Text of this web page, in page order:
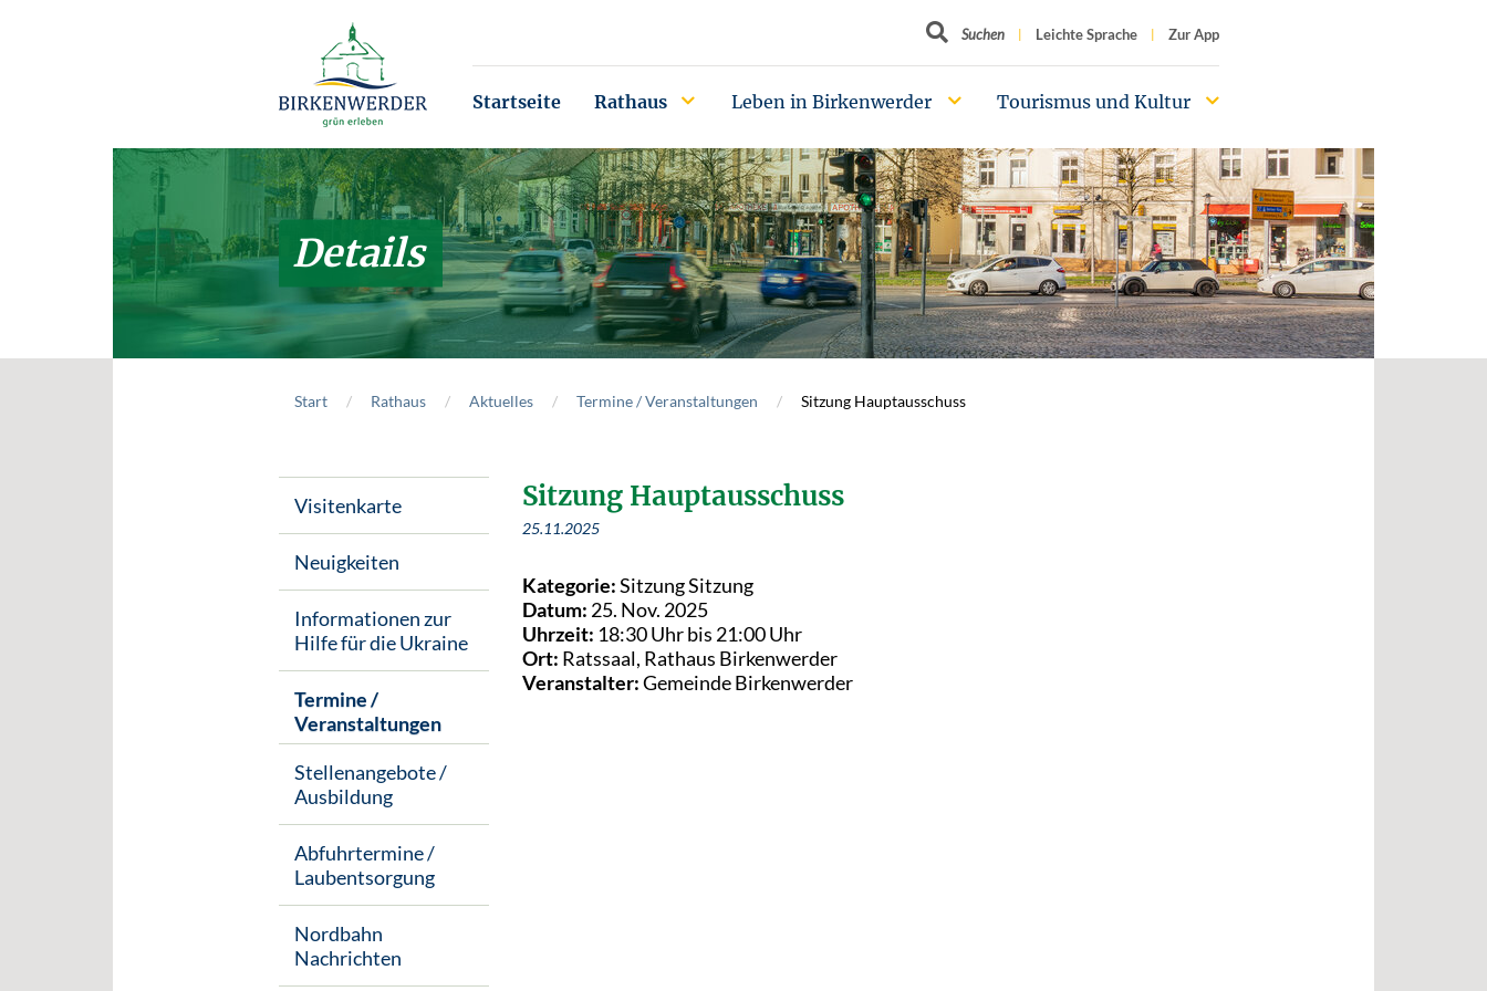
Suchbegriff
Suchen Leichte Sprache Zur App
Startseite Rathaus Leben in Birkenwerder Tourismus und Kultur
Details
Start Rathaus Aktuelles Termine / Veranstaltungen Sitzung Hauptausschuss
Visitenkarte
Neuigkeiten
Informationen zur
Hilfe für die Ukraine
Termine /
Veranstaltungen
Stellenangebote /
Ausbildung
Abfuhrtermine /
Laubentsorgung
Nordbahn
Nachrichten
Sitzung Hauptausschuss
25.11.2025
Kategorie:Sitzung Sitzung
Datum: 25. Nov. 2025
Uhrzeit: 18:30 Uhr bis 21:00 Uhr
Ort: Ratssaal, Rathaus Birkenwerder
Veranstalter:Gemeinde Birkenwerder